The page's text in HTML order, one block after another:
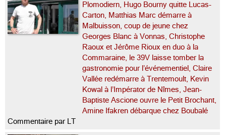
Plomodiern, Hugo Bourny quitte Lucas-
Carton, Matthias Marc démarre à
Malbuisson, coup de jeune chez
Georges Blanc à Vonnas, Christophe
Raoux et Jérôme Rioux en duo à la
Commaraine, le 39V laisse tomber la
gastronomie pour l’événementiel, Claire
Vallée redémarre à Trentemoult, Kevin
Kowal à l’Impérator de Nîmes, Jean-
Baptiste Ascione ouvre le Petit Brochant,
Amine Ifakren débarque chez Boubalé
Commentaire par LT